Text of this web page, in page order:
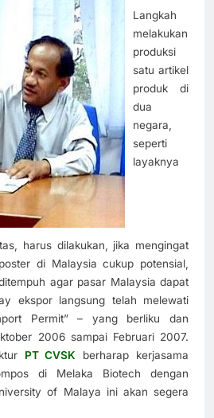
Langkah
melakukan
produksi
satu artikel
produk di
dua
negara,
seperti
layaknya
harus dilakukan, jika mengingat
di Malaysia cukup potensial,
agar pasar Malaysia dapat
ekspor langsung telah melewati
Permit” – yang berliku dan
2006 sampai Februari 2007.
PT CVSK
berharap kerjasama
di Melaka Biotech dengan
of Malaya ini akan segera